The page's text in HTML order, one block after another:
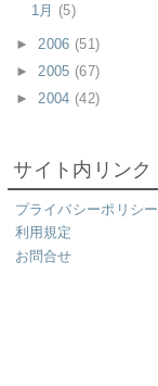
1月 (5)
►2006 (51)
► 2005 (67)
► 2004 (42)
サイト内リンク
プライバシーポリシー
利用規定
お問合せ